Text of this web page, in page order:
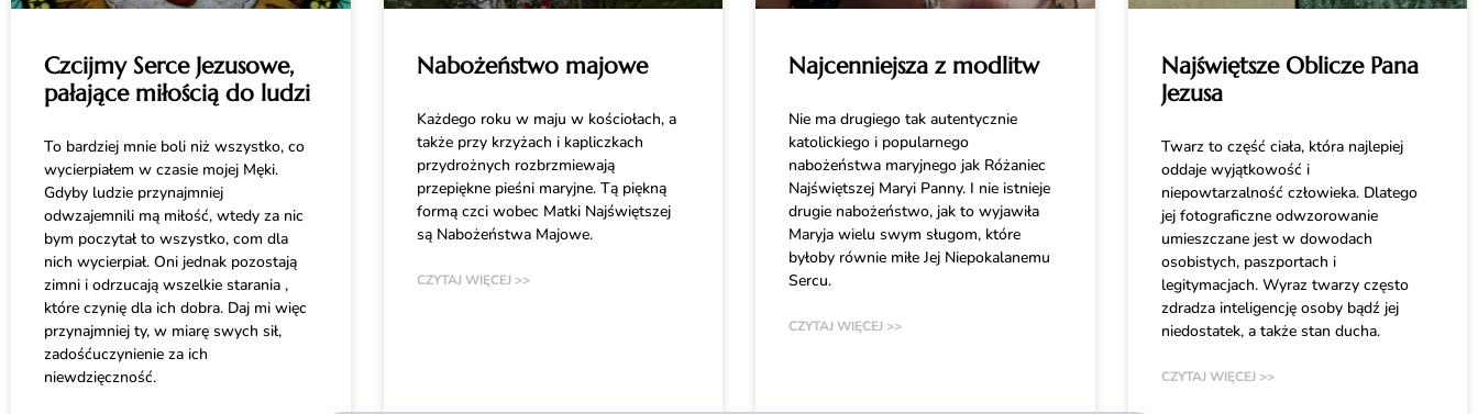
Czcijmy Serce Jezusowe,
pałające miłością do ludzi
To bardziej mnie boli niż wszystko, co
wycierpiałem w czasie mojej Męki.
Gdyby ludzie przynajmniej
odwzajemnili mą miłość, wtedy za nic
bym poczytał to wszystko, com dla
nich wycierpiał. Oni jednak pozostają
zimni i odrzucają wszelkie starania ,
które czynię dla ich dobra. Daj mi więc
przynajmniej ty, w miarę swych sił,
zadośćuczynienie za ich
niewdzięczność.
Nabożeństwo majowe
Każdego roku w maju w kościołach, a
także przy krzyżach i kapliczkach
przydrożnych rozbrzmiewają
przepiękne pieśni maryjne. Tą piękną
formą czci wobec Matki Najświętszej
są Nabożeństwa Majowe.
CZYTAJ WIĘCEJ >>
Najcenniejsza z modlitw
Nie ma drugiego tak autentycznie
katolickiego i popularnego
nabożeństwa maryjnego jak Różaniec
Najświętszej Maryi Panny. I nie istnieje
drugie nabożeństwo, jak to wyjawiła
Maryja wielu swym sługom, które
byłoby równie miłe Jej Niepokalanemu
Sercu.
CZYTAJ WIĘCEJ >>
Najświętsze Oblicze Pana
Jezusa
Twarz to część ciała, która najlepiej
oddaje wyjątkowość i
niepowtarzalność człowieka. Dlatego
jej fotograficzne odwzorowanie
umieszczane jest w dowodach
osobistych, paszportach i
legitymacjach. Wyraz twarzy często
zdradza inteligencję osoby bądź jej
niedostatek, a także stan ducha.
CZYTAJ WIĘCEJ >>